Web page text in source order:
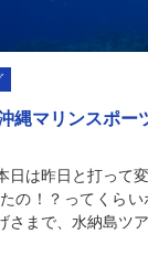
縄マリンスポ
日は昨日と打って
の！？ってくら
さまで、水納島ツ